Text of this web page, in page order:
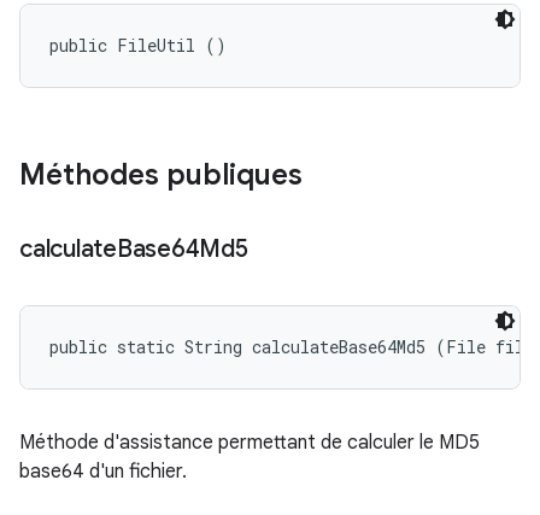
public FileUtil ()
Méthodes publiques
calculateBase64Md5
public static String calculateBase64Md5 (File
Méthode d'assistance permettant de calculer le MD5
base64 d'un fichier.